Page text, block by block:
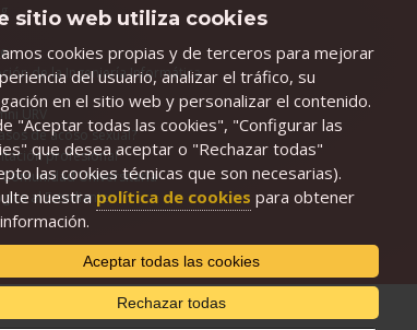
de la Ingeniería Informática
URV
de acoso sexual?
profesional
Universitaria
al Estudiante
sitio web utiliza cookies
cookies propias y de terceros para mejorar
del usuario, analizar el tráfico, su
en el sitio web y personalizar el contenido.
"Aceptar todas las cookies", "Configurar las
que desea aceptar o "Rechazar todas"
las cookies técnicas que son necesarias).
nuestra política de cookies para obtener
Aceptar todas las cookies
Rechazar todas